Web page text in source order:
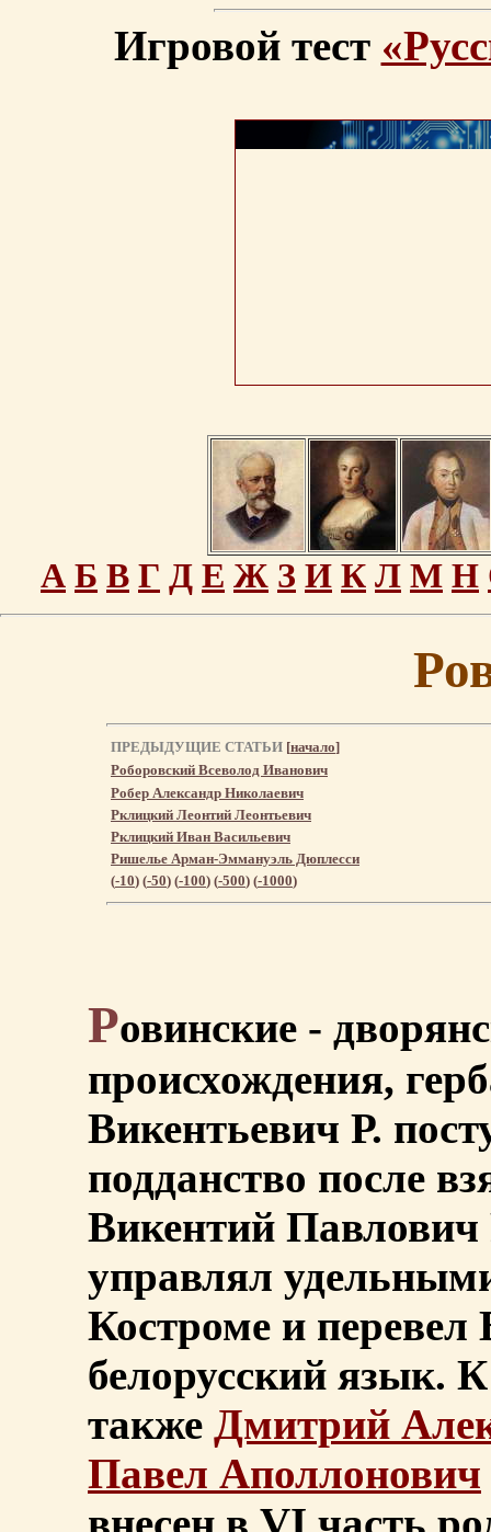
Игровой тест
А Б В Г Д Е Ж З И К Л М Н
ПРЕДЫДУЩИЕ СТАТЬИ [начало]
Роборовский Всеволод Иванович
Робер Александр Николаевич
Рклицкий Леонтий Леонтьевич
Рклицкий Иван Васильевич
Ришелье Арман-Эммануэль Дюплесси
(-10) (-50) (-100) (-500) (-1000)
Ровинские -
происхождения,
Викентьевич Р.
подданство после
Викентий Павлович
управлял
Костроме и
белорусский язык.
также Дмитрий
Павел Аполлонович